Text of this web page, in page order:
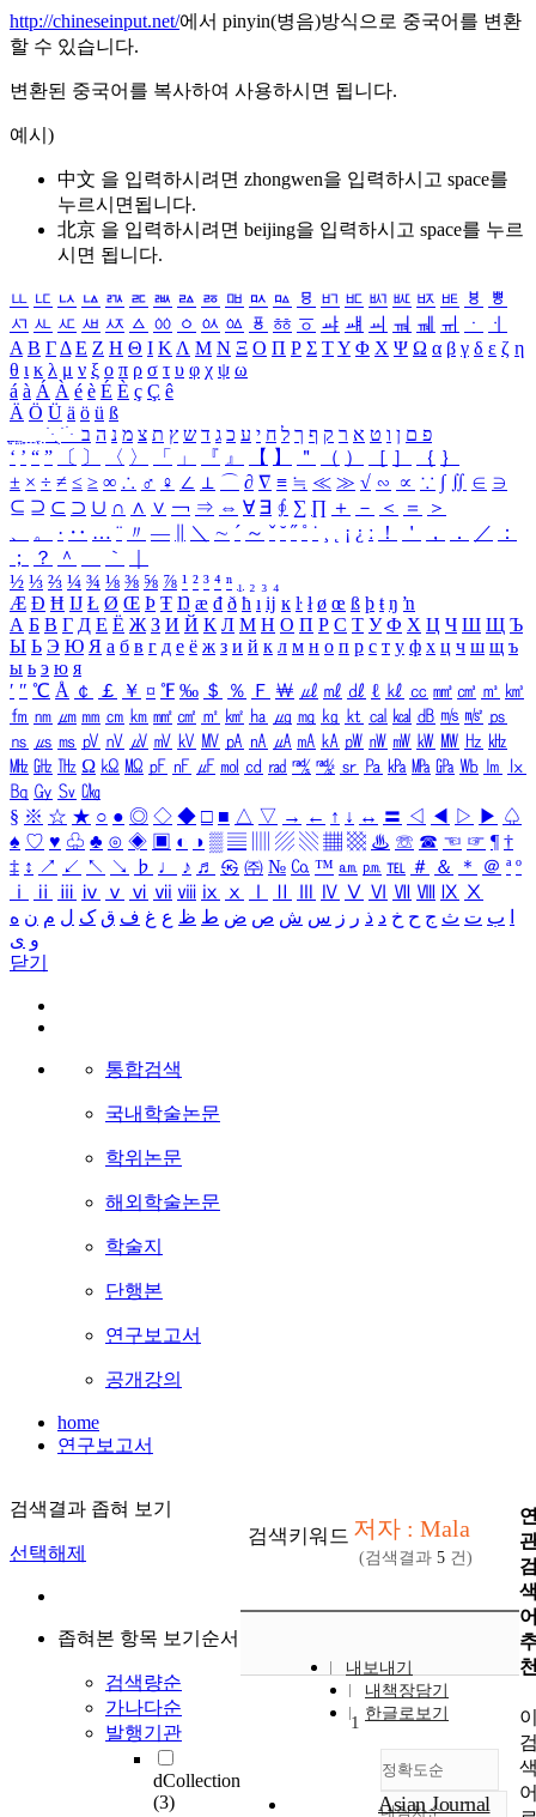
http://chineseinput.net/에서 pinyin(병음)방식으로 중국어를 변환
할 수 있습니다.
변환된 중국어를 복사하여 사용하시면 됩니다.
예시)
中文 을 입력하시려면 zhongwen을 입력하시고 space를
누르시면됩니다.
北京 을 입력하시려면 beijing을 입력하시고 space를 누르
시면 됩니다.
ㅥ ㅦ ㅧ ㅨ ㅩ ㅪ ㅫ ㅬ ㅭ ㅮ ㅯ ㅰ ㅱ ㅲ ㅳ ㅴ ㅵ ㅶ ㅷ ㅸ
ㅹ
ㅺ ㅻ ㅼ ㅽ ㅾ ㅿ ㆀ ㆁ ㆂ ㆃ ㆄ ㆅ ㆆ ㆇ ㆈ ㆉ ㆊ ㆋ ㆌ ㆍ
ㆎ
Α Β ΓΔ Ε Ζ Η Θ Ι ΚΛ Μ Ν Ξ Ο Π Ρ Σ ΤΥ Φ Χ Ψ Ω α β γ δ ε ζ η
θ ι κ λ μ ν ξ ο π ρ σ τ υ φ χ ψ ω
á à Á À é è É È ç Ç ê
Ä Ö Ü ä ö ü ß
ִֶֹ ֻּ ׁׂ פ ם ן ו ט א ר ק ף ך ל ח י ע כ ג ד ש ץ ת צ מ נ ה ב
‘ ’ “ ” 〔 〕 〈 〉 「 」 『 』 【 】 ＂ （ ） ［ ］ ｛ ｝
± × ÷ ≠ ≤ ≥ ∞ ∴ ♂ ♀ ∠ ⊥ ⌒ ∂ ∇ ≡ ≒ ≪ ≫ √ ∽ ∝ ∵ ∫ ∬ ∈ ∋
⊆ ⊇ ⊂ ⊃ ∪ ∩ ∧ ∨ ￢ ⇒ ⇔ ∀ ∃ ∮ ∑ ∏ ＋ － ＜ ＝
＞
、
。 · ‥ … ¨ 〃 ― ＼ ∼ ´ ～ ˇ ˘ ˝ ˚ ˙ ¸ ¡ ¿ ː ！ ＇ ， ． ／
：
；
？ ＾ ｀
½ ⅓ ⅔ ¼ ¾ ⅛ ⅜ ⅝ ⅞ ¹ ² ³ ⁴ ⁿ ₁ ₂ ₃ ₄
Æ Ð Ħ Ĳ Ł Ø Œ Þ Ŧ Ŋ æ đ ð ħ ı ĳ ĸ ŀ ł ø œ ß þ ŧ ŋ ŉ
А Б В Г Д Е Ё Ж З И Й К Л М Н О П Р С Т У Ф Х Ц Ч Ш Щ Ъ
Ы Ь Э Ю Я а б в г д е ё ж з и й к л м н о п р с т у ф х ц ч ш щ ъ
ы ь э ю я
′ ″ ℃ Å ￠ ￡ ￥ ¤ ℉ ‰ ＄ ％ Ｆ ￦ ㎕ ㎖ ㎗ ℓ ㎘ ㏄ ㎣ ㎤ ㎥ ㎦
㎙ ㎚ ㎛ ㎜ ㎝ ㎞ ㎟ ㎠ ㎡ ㎢ ㏊ ㎍ ㎎ ㎏ ㏏ ㎈ ㎉ ㏈ ㎧ ㎨ ㎰
㎱ ㎲ ㎳ ㎴ ㎵ ㎶ ㎷ ㎸ ㎹ ㎀ ㎁ ㎂ ㎃ ㎄ ㎺ ㎻ ㎽ ㎾ ㎿ ㎐ ㎑
㎒ ㎓ ㎔ Ω ㏀ ㏁ ㎊ ㎋ ㎌ ㏖ ㏅ ㎭ ㎮ ㎯ ㏛ ㎩ ㎪ ㎫ ㎬ ㏝ ㏐
㏓
㏃ ㏉ ㏜ ㏆
§ ※ ☆ ★ ○ ● ◎ ◇ ◆ □ ■ △ ▽ → ← ↑ ↓ ↔ 〓 ◁ ◀ ▷ ▶ ♤
♠ ♡ ♥ ♧ ♣ ⊙ ◈ ▣ ◐ ◑ ▒ ▤ ▨ ▧ ▦ ▩ ♨ ☏ ☎ ☜ ☞ ¶ †
‡ ↕ ↗ ↙ ↖ ↘ ♭ ♩ ♪ ♬ ㉿ ㈜ № ㏇ ™ ㏂ ㏘ ℡ ＃ ＆ ＊ ＠ ª º
ⅰ
ⅱ ⅲ ⅳ ⅴ ⅵ ⅶ ⅷ ⅸ ⅹ Ⅳ Ⅴ Ⅵ Ⅶ Ⅷ Ⅸ Ⅹ
ب ت ث ج ح خ د ذ ر ز س ش ص ض ط ظ ع غ ف ق ک ل م ن ه
و ی
닫기
통합검색
국내학술논문
학위논문
해외학술논문
학술지
단행본
연구보고서
공개강의
home
연구보고서
검색결과 좁혀 보기
선택해제
좁혀본 항목 보기순서
검색량순
가나다순
발행기관
dCollection
(3)
검색키워드 저자 : Mala
(검색결과 5 건)
내보내기
내책장담기
한글로보기
정확도순
내림차순
1
Asian Journal